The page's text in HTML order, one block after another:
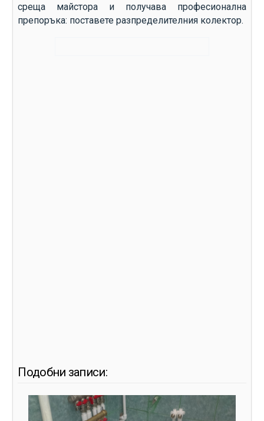
среща майстора и получава професионална
препоръка: поставете разпределителния колектор.
Подобни записи: